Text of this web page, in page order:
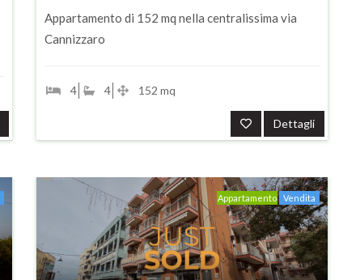
Appartamento di 152 mq nella centralissima via
Cannizzaro
4 4 152 mq
Dettagli
Vendita
Appartamento